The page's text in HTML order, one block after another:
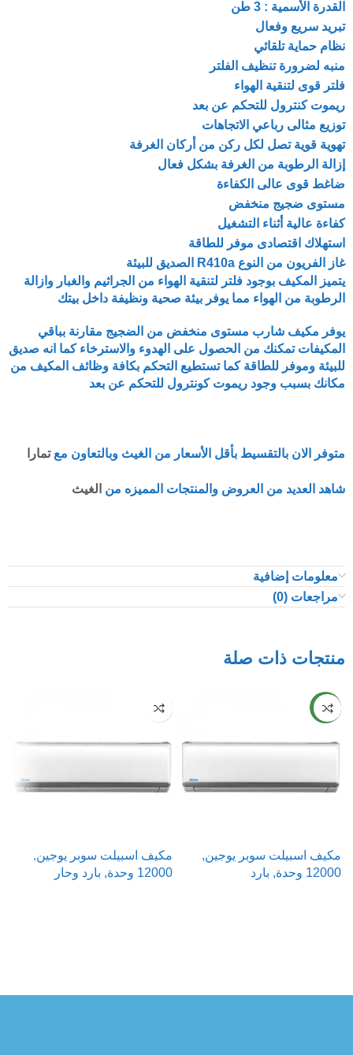
القدرة الأسمية : 3 طن
تبريد سريع وفعال
نظام حماية تلقائي
منبه لضرورة تنظيف الفلتر
فلتر قوى لتنقية الهواء
ريموت كنترول للتحكم عن بعد
توزيع مثالى رباعي الاتجاهات
تهوية قوية تصل لكل ركن من أركان الغرفة
إزالة الرطوبة من الغرفة بشكل فعال
ضاغط قوى عالى الكفاءة
مستوى ضجيج منخفض
كفاءة عالية أثناء التشغيل
استهلاك اقتصادى موفر للطاقة
غاز الفريون من النوع R410a الصديق للبيئة
يتميز المكيف بوجود فلتر لتنقية الهواء من الجراثيم والغبار وازالة
الرطوبة من الهواء مما يوفر بيئة صحية ونظيفة داخل بيتك
يوفر مكيف شارب مستوى منخفض من الضجيج مقارنة بباقي
المكيفات تمكنك من الحصول على الهدوء والاسترخاء كما انه صديق
للبيئة وموفر للطاقة كما تستطيع التحكم بكافة وظائف المكيف من
مكانك بسبب وجود ريموت كونترول للتحكم عن بعد
متوفر الان بالتقسيط بأقل الأسعار من الغيث وبالتعاون معتمارا
شاهد العديد من العروض والمنتجات المميزه من الغيث
معلومات إضافية
مراجعات (0)
منتجات ذات صلة
NEW
مكيف اسبيلت سوبر يوجين,
12000 وحدة, بارد
مكيف اسبيلت سوبر يوجين,
12000 وحدة, بارد وحار